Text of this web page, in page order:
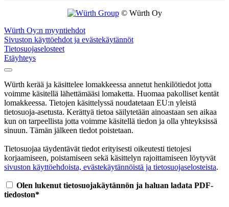
© Würth Oy
Würth Oy:n myyntiehdot
Sivuston käyttöehdot ja evästekäytännöt
Tietosuojaselosteet
Etäyhteys
Würth kerää ja käsittelee lomakkeessa annetut henkilötiedot jotta
voimme käsitellä lähettämääsi lomaketta. Huomaa pakolliset kentät
lomakkeessa. Tietojen käsittelyssä noudatetaan EU:n yleistä
tietosuoja-asetusta. Kerättyä tietoa säilytetään ainoastaan sen aikaa
kun on tarpeellista jotta voimme käsitellä tiedon ja olla yhteyksissä
sinuun. Tämän jälkeen tiedot poistetaan.
Tietosuojaa täydentävät tiedot erityisesti oikeutesti tietojesi
korjaamiseen, poistamiseen sekä käsittelyn rajoittamiseen löytyvät
sivuston käyttöehdoista, evästekäytännöistä ja tietosuojaselosteista.
Olen lukenut tietosuojakäytännön ja haluan ladata PDF-
tiedoston*